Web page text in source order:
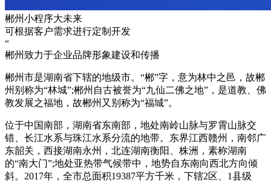
郴州小程序大未来
可根据客户需求进行定制开发
“
郴州致力于企业品牌形象建设和传播
郴州市是湖南省下辖的地级市。“郴”字，意为林中之邑，故郴
州别称为“林城”;郴州自古被誉为“九仙二佛之地”，是道教、佛
教发展之福地，故郴州又别称为“福城”。
位于中国南部，湖南省东南部，地处南岭山脉与罗霄山脉交
错、长江水系与珠江水系分流的地带。东界江西赣州，南邻广
东韶关，西接湖南永州，北连湖南衡阳、株洲，素称湖南
的“南大门”;地处亚热带气候带中，地势自东南向西北方向倾
斜。2017年，全市总面积19387平方千米，下辖2区、1县级